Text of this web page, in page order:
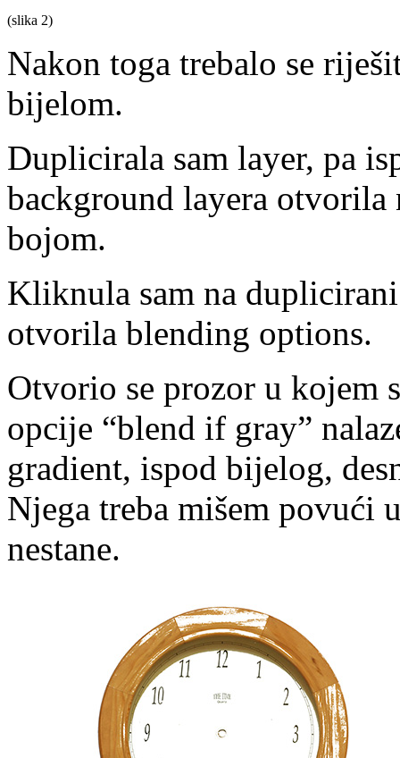
(slika 2)
Nakon toga trebalo se
bijelom.
Duplicirala sam layer, pa
background layera
bojom.
Kliknula sam na
otvorila blending options.
Otvorio se prozor u kojem
opcije “blend if gray”
gradient, ispod bijelog,
Njega treba mišem povući
nestane.